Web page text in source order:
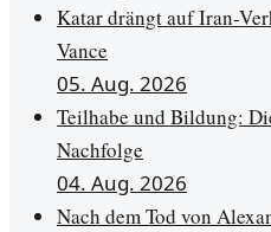
Katar drängt auf Iran-
Vance
05. Aug. 2026
Teilhabe und Bildung:
Nachfolge
04. Aug. 2026
Nach dem Tod von